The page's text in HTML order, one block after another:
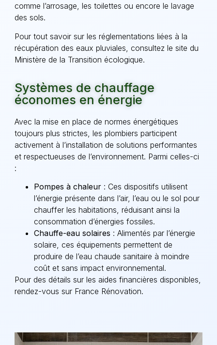
comme l’arrosage, les toilettes ou encore le lavage
des sols.
Pour tout savoir sur les réglementations liées à la
récupération des eaux pluviales, consultez le site du
Ministère de la Transition écologique.
Systèmes de chauffage
économes en énergie
Avec la mise en place de normes énergétiques
toujours plus strictes, les plombiers participent
activement à l’installation de solutions performantes
et respectueuses de l’environnement. Parmi celles-ci
:
Pompes à chaleur : Ces dispositifs utilisent
l’énergie présente dans l’air, l’eau ou le sol pour
chauffer les habitations, réduisant ainsi la
consommation d’énergies fossiles.
Chauffe-eau solaires : Alimentés par l’énergie
solaire, ces équipements permettent de
produire de l’eau chaude sanitaire à moindre
coût et sans impact environnemental.
Pour des détails sur les aides financières disponibles,
rendez-vous sur France Rénovation.